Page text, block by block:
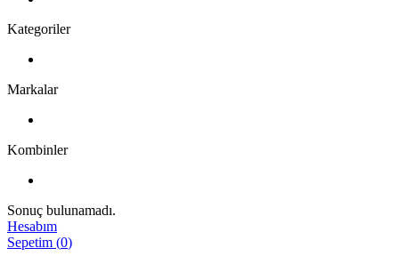
Kategoriler
Markalar
Kombinler
Sonuç bulunamadı.
Hesabım
Sepetim (0)